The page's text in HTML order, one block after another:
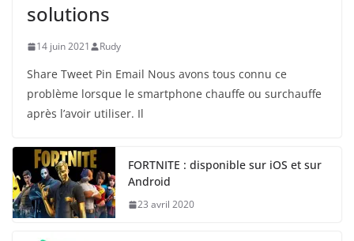
solutions
14 juin 2021 Rudy
Share Tweet Pin Email Nous avons tous connu ce
problème lorsque le smartphone chauffe ou surchauffe
après l’avoir utiliser. Il
FORTNITE : disponible sur iOS et sur
Android
23 avril 2020